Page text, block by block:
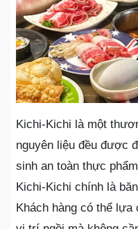
Kichi-Kichi là một
nguyên liệu đều được
sinh an toàn thực
Kichi-Kichi chính là
Khách hàng có thể lựa